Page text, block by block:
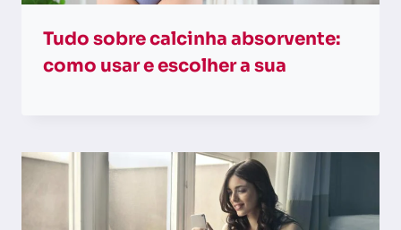
Tudo sobre calcinha absorvente:
como usar e escolher a sua